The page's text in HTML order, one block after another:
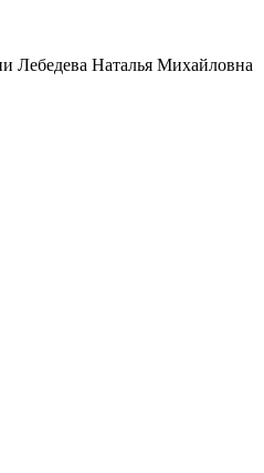
Лебедева Наталья Михайловна